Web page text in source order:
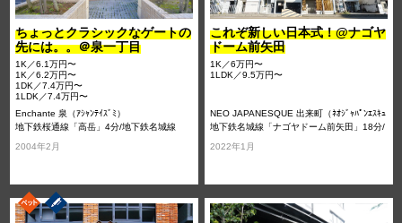
ちょっとクラシックなゲートの
先には。。＠泉一丁目
1K／6.1万円〜
1K／6.2万円〜
1DK／7.4万円〜
1LDK／7.4万円〜
Enchante 泉（ｱｼｬﾝﾃｲｽﾞﾐ）
地下鉄桜通線「高岳」4分/地下鉄名城線
2004年2月
これぞ新しい日本式！@ナゴヤ
ドーム前矢田
1K／6万円〜
1LDK／9.5万円〜
NEO JAPANESQUE 出来町（ﾈｵｼﾞｬﾊﾟﾝｴｽｷｭ
ｰﾃﾞｷﾁｮｳ）
地下鉄名城線「ナゴヤドーム前矢田」18分/
「森下」20分
2022年1月